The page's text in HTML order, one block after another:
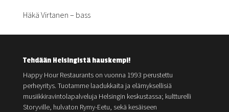
Häkä Virtanen – bass
Tehdään Helsingistä hauskempi!
Happy Hour Restaurants on vuonna 1993 perustettu
perheyritys. Tuotamme laadukkaita ja elämyksellisiä
musiikkiravintolapalveluja Helsingin keskustassa; kultturelli
Storyville, hulvaton Rymy-Eetu, sekä kesäiseen